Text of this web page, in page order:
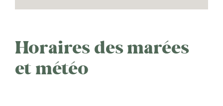
Horaires des marées
et météo